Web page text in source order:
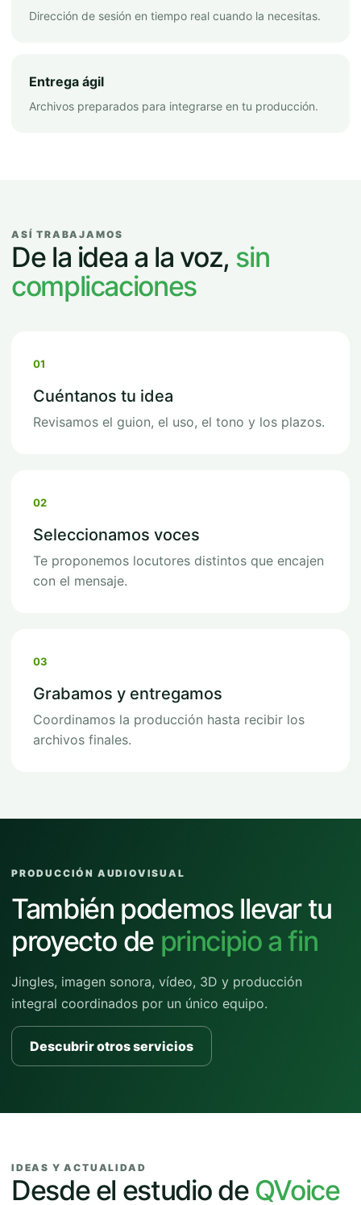
Dirección de sesión en tiempo real cuando la necesitas.
Entrega ágil
Archivos preparados para integrarse en tu producción.
ASÍ TRABAJAMOS
De la idea a la voz, sin
complicaciones
01
Cuéntanos tu idea
Revisamos el guion, el uso, el tono y los plazos.
02
Seleccionamos voces
Te proponemos locutores distintos que encajen
con el mensaje.
03
Grabamos y entregamos
Coordinamos la producción hasta recibir los
archivos finales.
PRODUCCIÓN AUDIOVISUAL
También podemos llevar tu
proyecto de principio a fin
Jingles, imagen sonora, vídeo, 3D y producción
integral coordinados por un único equipo.
Descubrir otros servicios
IDEAS Y ACTUALIDAD
Desde el estudio de QVoice